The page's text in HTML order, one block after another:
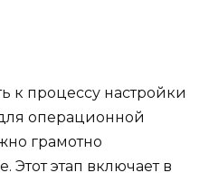
к процессу настройки
операционной
грамотно
Этот этап включает в